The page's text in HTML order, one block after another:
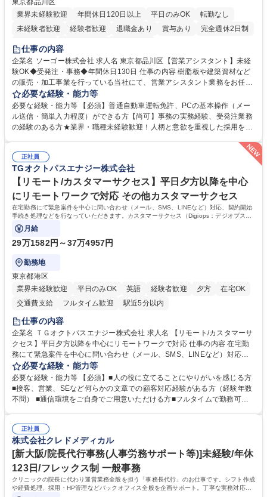
東京都品川区
業界未経験歓迎
年間休日120日以上 平日のみOK
転勤なし
未経験者歓迎
経験者歓迎 退職金あり 賞与あり
完全週休2日制
交通費支給
仕事の内容
企業名 ソーゴー株式会社 求人名 東京都品川区【営業アシスタント】未経
験OK◆受発注・事務◆年間休日130日 仕事の内容 樹脂板や建築資材など
の販売・加工事業を行っている当社にて、営業アシスタント業務をお任せ
いたします。注文対応やWebデータの出力、各所への発注・加工依頼のほ
か、電話・メール対応等の事務業務を担当します。 ■受注・発注業務：FA
Xによる注文対応、Web発注データのプリントアウト、各仕入先・協力会
社への発注および加工依頼等 ■納品書・請求書の作成および発送手配 ■商
随する事務全般 ※高度なPCスキルは不要です。【業務内容の変更範囲】
当社の指定する業務 募集職種 東京都品川区【営業アシスタント】未経験O
K◆受発注・事務◆年間休日130日
必要な経験・能力等
必要な経験・能力等 【必須】普通自動車運転免許、PCの基本操作（メー
ル送信・簡単入力程度）ができる方【尚可】事務の実務経験、受発注業務
の経験のある方★業界・職種未経験歓迎！人柄と意欲を重視した採用を行
社員が多数在籍しています。 【求める人物像】納期優先の業界のため状況
変化に臨機応変かつ柔軟に対応できる方、約束を守り正確に作業を進めら
れる方を求めています。高度なPCスキルや関数知識は一切不要です。丁
寧な指導体制が整っているため、安心してお仕事をスタートしていただけ
ます。 学歴・資格 学歴：大学院 大学 高専 短大 専修学校 高校 語学力：
資格：
正社員
TGオクトパスエナジー株式会社
【リモート/カスタマーサクセス】平日夕方以降を中心
にリモートワークで対応 その他カスタマーサクセス
在宅勤務にて緊急案件を中心に問い合わせ（メール、SMS、LINEなど）対応、契約開始
手続き処理などを行なっていただきます。カスタマーサクセス（Digiops：デジオプス）
と運用構築の業務となります。
月給
29万1582円～37万4957円
勤務地
東京都港区
業界未経験歓迎
平日のみOK 英語 経験者歓迎 夕方
在宅OK
交通費支給
フルタイム歓迎 駅近5分以内
仕事の内容
企業名 ＴＧオクトパスエナジー株式会社 求人名 【リモート/カスタマーサ
クセス】平日夕方以降を中心にリモートワークで対応 仕事の内容 在宅勤
務にて緊急案件を中心に問い合わせ（メール、SMS、LINEなど）対応、
契約開始手続き処理などを行なっていただきます。カスタマーサクセス
（Digiops：デジオプス）と運用構築の業務となります。 ■お問い合わせ
対応業務全般（システム入力、契約手続き含む） ■デジタルコミュニケー
ションツール（メール、SMS、LINE等）を使用 ■お客様のニーズに応じた
添ってサービス提供できることが魅力 募集職種 【リモート/カスタマーサ
クセス】平日夕方以降を中心にリモートワークで対応
必要な経験・能力等
必要な経験・能力等 【必須】■人の役に立てることにやりがいを感じる方
■接客、営業、SEなど何らかの文章での顧客対応経験がある方（経験年数
不問） ■通信環境をご自身でご用意いただける方■フルタイムで勤務可能
境に貢献したい■改善提案や改善アクション等新しいことに意欲がある方
【英語（語学力）】■翻訳ツールを用い英語でコミュニケーションをとる
ことに抵抗がない方■英語は話せなくても問題はありませんが、英語が話
せますと、よりチャンスが広がります。※日本語がネイティブレベル必須
学歴・資格 学歴：大学院 大学 高専 短大 専修学校 高校 語学力： 資格：
正社員
株式会社クレドメディカル
[新大阪/院長代行事務(人事労務サポート等)]未経験/年休
123日/フレックス制 一般事務
クリニックの院長に代わり運営業務全般を担う「事務長代行」のお仕事です。シフト作成
や経費処理、採用・HP管理などバックオフィス全般を企画サポート。丁寧な実務対応で